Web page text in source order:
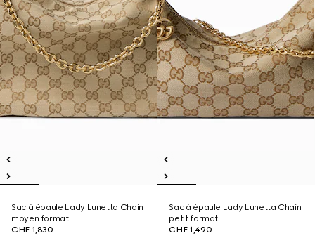
Sac à épaule Lady Lunetta Chain
moyen format
CHF 1,830
Sac à épaule Lady Lunetta Chain
petit format
CHF 1,490